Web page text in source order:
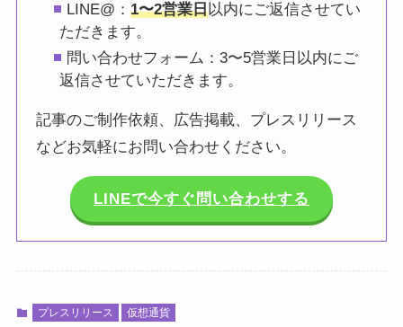
LINE@： 1〜2営業日以内にご返信させてい
ただきます。
問い合わせフォーム：3〜5営業日以内にご
返信させていただきます。
記事のご制作依頼、広告掲載、プレスリリース
などお気軽にお問い合わせください。
LINEで今すぐ問い合わせする
プレスリリース 仮想通貨